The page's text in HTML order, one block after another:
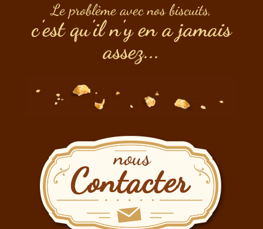
Le problème avec nos biscuits,
c'est qu'il n'y en a jamais
assez...